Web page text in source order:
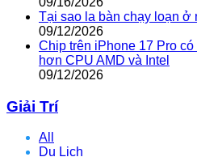
Tại sao la bàn chạy loạn ở
09/12/2026
Chip trên iPhone 17 Pro
hơn CPU AMD và Intel
09/12/2026
Giải Trí
All
Du Lịch